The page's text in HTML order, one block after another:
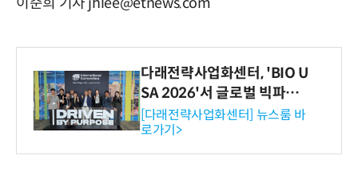
다래전략사업화센터, 'BIO U
SA 2026'서 글로벌 빅파마
와의 비즈니스 미팅 지원…K
-바이오 해외 진출 교두보 확
보
[다래전략사업화센터] 뉴스룸 바
로가기>